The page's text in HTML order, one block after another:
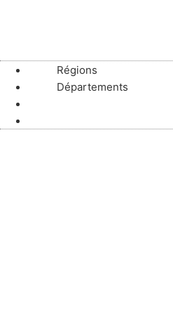
Régions
Départements